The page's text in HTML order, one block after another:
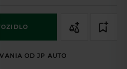
OD JP AUTO
Spotrebiteľ